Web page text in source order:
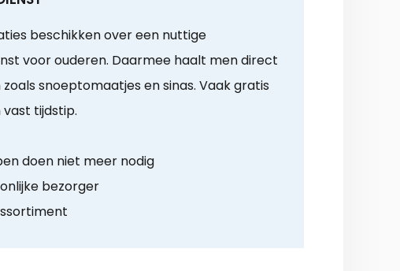
beschikken over een nuttige
voor ouderen. Daarmee haalt men direct
snoeptomaatjes en sinas. Vaak gratis
tijdstip.
doen niet meer nodig
bezorger